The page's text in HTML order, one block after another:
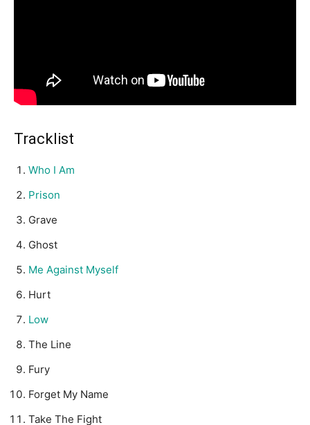
Tracklist
Who I Am
Prison
Grave
Ghost
Me Against Myself
Hurt
Low
The Line
Fury
Forget My Name
Take The Fight